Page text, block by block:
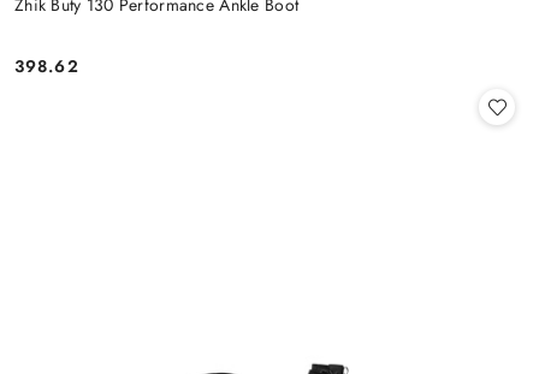
Zhik Buty 130 Performance Ankle Boot
Cena:
398.62